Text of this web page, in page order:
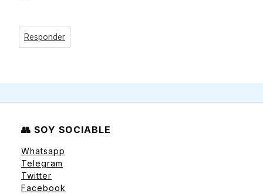
Responder
👥 SOY SOCIABLE
Whatsapp
Telegram
Twitter
Facebook